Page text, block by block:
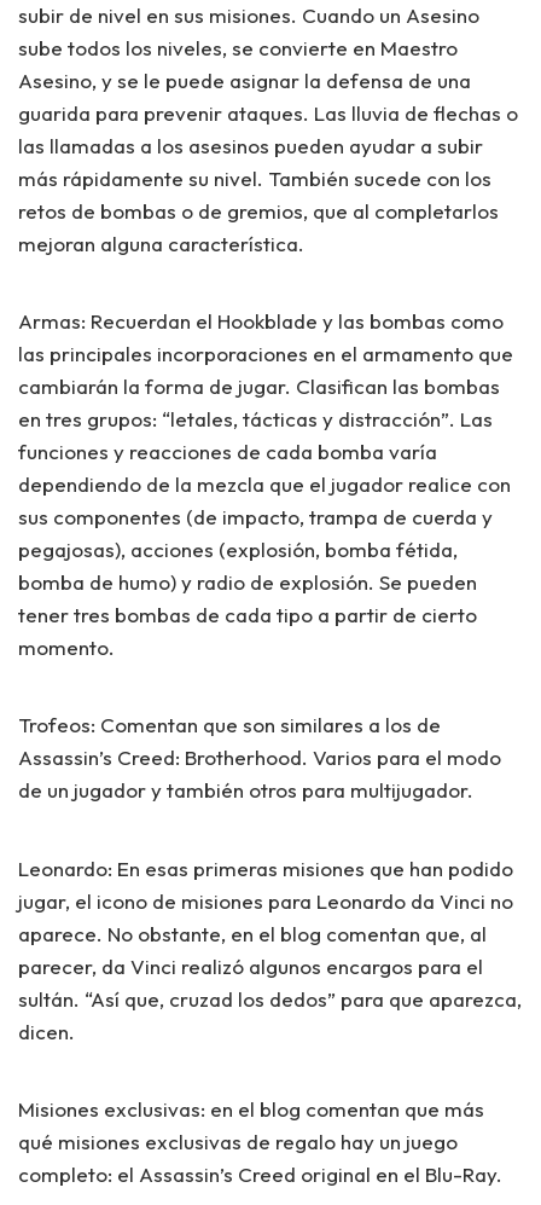
subir de nivel en sus misiones. Cuando un Asesino
sube todos los niveles, se convierte en Maestro
Asesino, y se le puede asignar la defensa de una
guarida para prevenir ataques. Las lluvia de flechas o
las llamadas a los asesinos pueden ayudar a subir
más rápidamente su nivel. También sucede con los
retos de bombas o de gremios, que al completarlos
mejoran alguna característica.
Armas: Recuerdan el Hookblade y las bombas como
las principales incorporaciones en el armamento que
cambiarán la forma de jugar. Clasifican las bombas
en tres grupos: “letales, tácticas y distracción”. Las
funciones y reacciones de cada bomba varía
dependiendo de la mezcla que el jugador realice con
sus componentes (de impacto, trampa de cuerda y
pegajosas), acciones (explosión, bomba fétida,
bomba de humo) y radio de explosión. Se pueden
tener tres bombas de cada tipo a partir de cierto
momento.
Trofeos: Comentan que son similares a los de
Assassin’s Creed: Brotherhood. Varios para el modo
de un jugador y también otros para multijugador.
Leonardo: En esas primeras misiones que han podido
jugar, el icono de misiones para Leonardo da Vinci no
aparece. No obstante, en el blog comentan que, al
parecer, da Vinci realizó algunos encargos para el
sultán. “Así que, cruzad los dedos” para que aparezca,
dicen.
Misiones exclusivas: en el blog comentan que más
qué misiones exclusivas de regalo hay un juego
completo: el Assassin’s Creed original en el Blu-Ray.